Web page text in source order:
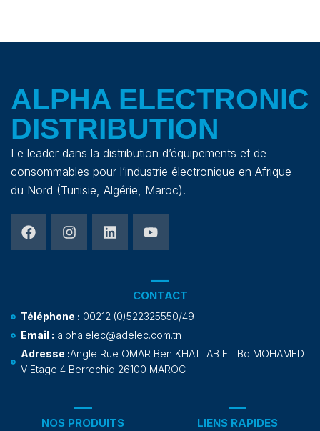
ALPHA ELECTRONIC
DISTRIBUTION
Le leader dans la distribution d’équipements et de
consommables pour l’industrie électronique en Afrique
du Nord (Tunisie, Algérie, Maroc).
NOS PRODUITS LIENS RAPIDES
CONTACT
Téléphone : 00212 (0)522325550/49
Email : alpha.elec@adelec.com.tn
Adresse :Angle Rue OMAR Ben KHATTAB ET Bd MOHAMED
V Etage 4 Berrechid 26100 MAROC